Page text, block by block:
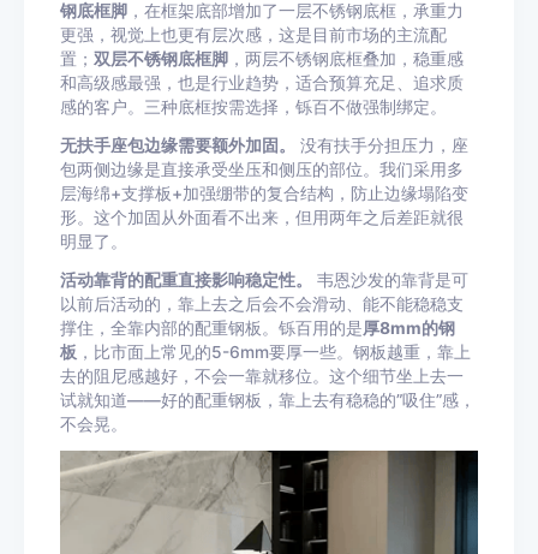
钢底框脚 ，在框架底部增加了一层不锈钢底框，承重力
更强，视觉上也更有层次感，这是目前市场的主流配
置； 双层不锈钢底框脚 ，两层不锈钢底框叠加，稳重感
和高级感最强，也是行业趋势，适合预算充足、追求质
感的客户。三种底框按需选择，铄百不做强制绑定。
无扶手座包边缘需要额外加固。
没有扶手分担压力，座
包两侧边缘是直接承受坐压和侧压的部位。我们采用多
层海绵+支撑板+加强绷带的复合结构，防止边缘塌陷变
形。这个加固从外面看不出来，但用两年之后差距就很
明显了。
活动靠背的配重直接影响稳定性。
韦恩沙发的靠背是可
以前后活动的，靠上去之后会不会滑动、能不能稳稳支
撑住，全靠内部的配重钢板。铄百用的是厚8mm的钢
板 ，比市面上常见的5-6mm要厚一些。钢板越重，靠上
去的阻尼感越好，不会一靠就移位。这个细节坐上去一
试就知道——好的配重钢板，靠上去有稳稳的”吸住”感，
不会晃。